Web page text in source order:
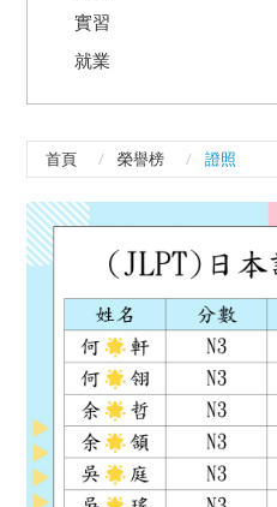
實習
就業
首頁 榮譽榜 證照